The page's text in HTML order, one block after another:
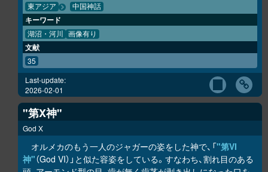
東アジア 中国神話
キーワード
湖沼・河川 画像有り
文献
35
Last-update:
2026-02-01
"第X神"
God X
オルメカのもう一人のジャガーの姿をした神で、「"第VI
神"（God VI）」と似た容姿をしている。すなわち、割れ目のある